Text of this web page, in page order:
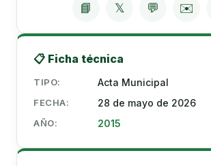
📘 𝕏 💬 ✉️
📋 Ficha técnica
TIPO: Acta Municipal
FECHA: 28 de mayo de 2026
AÑO: 2015